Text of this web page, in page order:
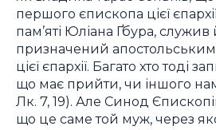
першого єпископа цієї
пам’яті Юліана Ґбура, служив
призначений апостольським
цієї єпархії. Багато хто тоді
що має прийти, чи іншого
Лк. 7, 19). Але Синод
що це саме той муж, через